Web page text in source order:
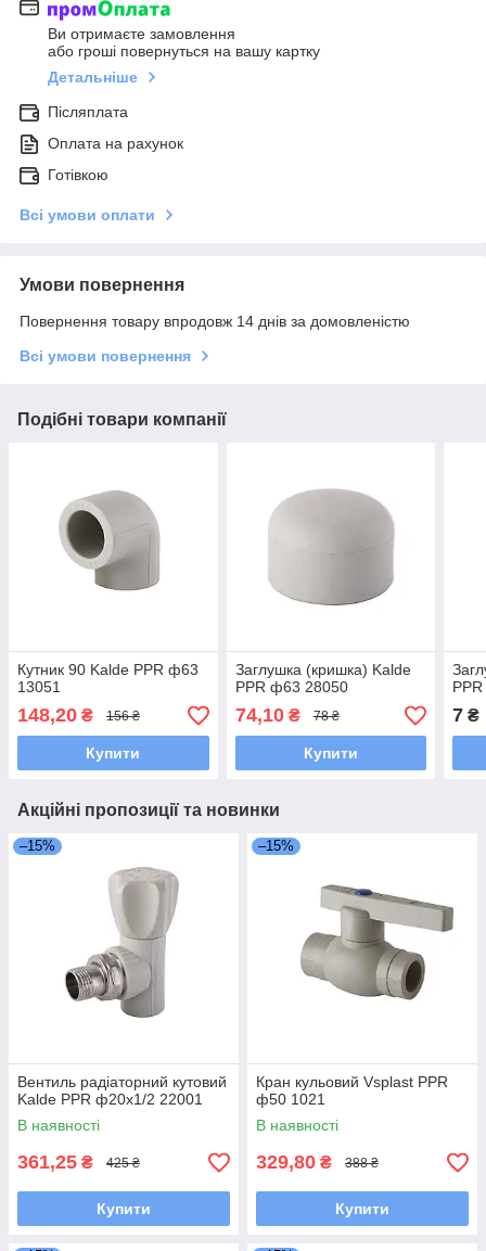
Ви отримаєте замовлення
або гроші повернуться на вашу картку
Детальніше
Післяплата
Оплата на рахунок
Готівкою
Всі умови оплати
Умови повернення
Повернення товару впродовж 14 днів за домовленістю
Всі умови повернення
Подібні товари компанії
Кутник 90 Kalde PPR ф63
13051
148,20 ₴ 156 ₴
Купити
Заглушка (кришка) Kalde
PPR ф63 28050
74,10₴ 78 ₴
Купити
7 ₴
Акційні пропозиції та новинки
–15%
Вентиль радіаторний кутовий
Kalde PPR ф20x1/2 22001
В наявності
361,25 ₴ 425 ₴
Купити
–15%
Кран кульовий Vsplast PPR
ф50 1021
В наявності
329,80 ₴ 388 ₴
Купити